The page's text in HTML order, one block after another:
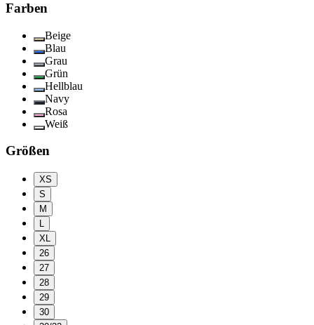
Farben
Beige
Blau
Grau
Grün
Hellblau
Navy
Rosa
Weiß
Größen
XS
S
M
L
XL
26
27
28
29
30